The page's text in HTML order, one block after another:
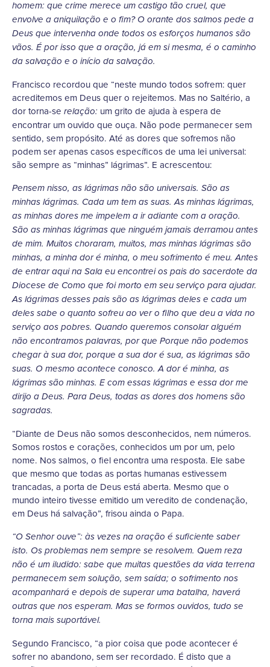
homem: que crime merece um castigo tão cruel, que
envolve a aniquilação e o fim? O orante dos salmos pede a
Deus que intervenha onde todos os esforços humanos são
vãos. É por isso que a oração, já em si mesma, é o caminho
da salvação e o início da salvação.
Francisco recordou que “neste mundo todos sofrem: quer
acreditemos em Deus quer o rejeitemos. Mas no Saltério, a
dor torna-se relação: um grito de ajuda à espera de
encontrar um ouvido que ouça. Não pode permanecer sem
sentido, sem propósito. Até as dores que sofremos não
podem ser apenas casos específicos de uma lei universal:
são sempre as “minhas” lágrimas”. E acrescentou:
Pensem nisso, as lágrimas não são universais. São as
minhas lágrimas. Cada um tem as suas. As minhas lágrimas,
as minhas dores me impelem a ir adiante com a oração.
São as minhas lágrimas que ninguém jamais derramou antes
de mim. Muitos choraram, muitos, mas minhas lágrimas são
minhas, a minha dor é minha, o meu sofrimento é meu. Antes
de entrar aqui na Sala eu encontrei os pais do sacerdote da
Diocese de Como que foi morto em seu serviço para ajudar.
As lágrimas desses pais são as lágrimas deles e cada um
deles sabe o quanto sofreu ao ver o filho que deu a vida no
serviço aos pobres. Quando queremos consolar alguém
não encontramos palavras, por que Porque não podemos
chegar à sua dor, porque a sua dor é sua, as lágrimas são
suas. O mesmo acontece conosco. A dor é minha, as
lágrimas são minhas. E com essas lágrimas e essa dor me
dirijo a Deus. Para Deus, todas as dores dos homens são
sagradas.
“Diante de Deus não somos desconhecidos, nem números.
Somos rostos e corações, conhecidos um por um, pelo
nome. Nos salmos, o fiel encontra uma resposta. Ele sabe
que mesmo que todas as portas humanas estivessem
trancadas, a porta de Deus está aberta. Mesmo que o
mundo inteiro tivesse emitido um veredito de condenação,
em Deus há salvação”, frisou ainda o Papa.
“O Senhor ouve”: às vezes na oração é suficiente saber
isto. Os problemas nem sempre se resolvem. Quem reza
não é um iludido: sabe que muitas questões da vida terrena
permanecem sem solução, sem saída; o sofrimento nos
acompanhará e depois de superar uma batalha, haverá
outras que nos esperam. Mas se formos ouvidos, tudo se
torna mais suportável.
Segundo Francisco, “a pior coisa que pode acontecer é
sofrer no abandono, sem ser recordado. É disto que a